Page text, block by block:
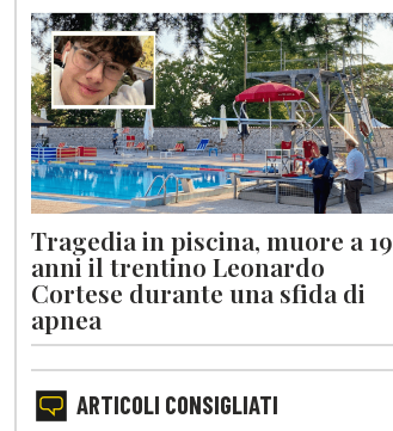
Tragedia in piscina, muore a 19
anni il trentino Leonardo
Cortese durante una sfida di
apnea
ARTICOLI CONSIGLIATI